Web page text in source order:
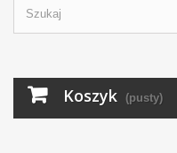
Koszyk (pusty)